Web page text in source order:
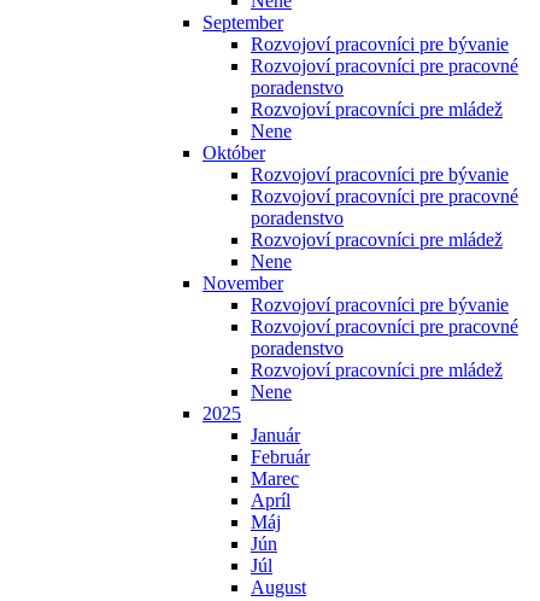
September
Rozvojoví pracovníci pre bývanie
Rozvojoví pracovníci pre pracovné
poradenstvo
Rozvojoví pracovníci pre mládež
Nene
Október
Rozvojoví pracovníci pre bývanie
Rozvojoví pracovníci pre pracovné
poradenstvo
Rozvojoví pracovníci pre mládež
Nene
November
Rozvojoví pracovníci pre bývanie
Rozvojoví pracovníci pre pracovné
poradenstvo
Rozvojoví pracovníci pre mládež
Nene
2025
Január
Február
Marec
Apríl
Máj
Jún
Júl
August